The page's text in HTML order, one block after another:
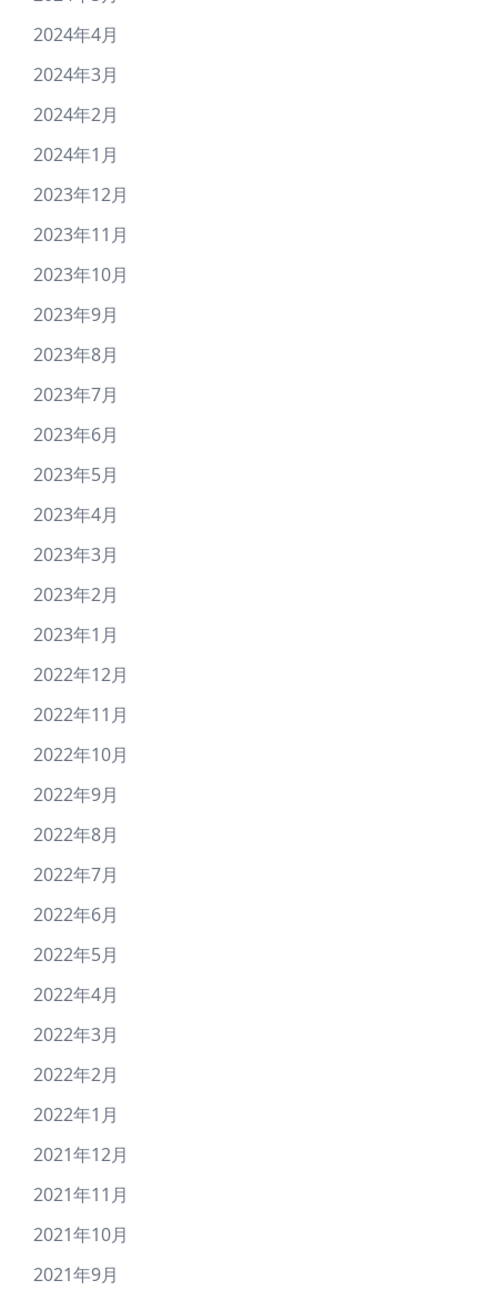
2024年4月
2024年3月
2024年2月
2024年1月
2023年12月
2023年11月
2023年10月
2023年9月
2023年8月
2023年7月
2023年6月
2023年5月
2023年4月
2023年3月
2023年2月
2023年1月
2022年12月
2022年11月
2022年10月
2022年9月
2022年8月
2022年7月
2022年6月
2022年5月
2022年4月
2022年3月
2022年2月
2022年1月
2021年12月
2021年11月
2021年10月
2021年9月